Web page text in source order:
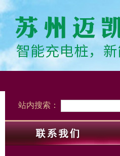
站内搜索：